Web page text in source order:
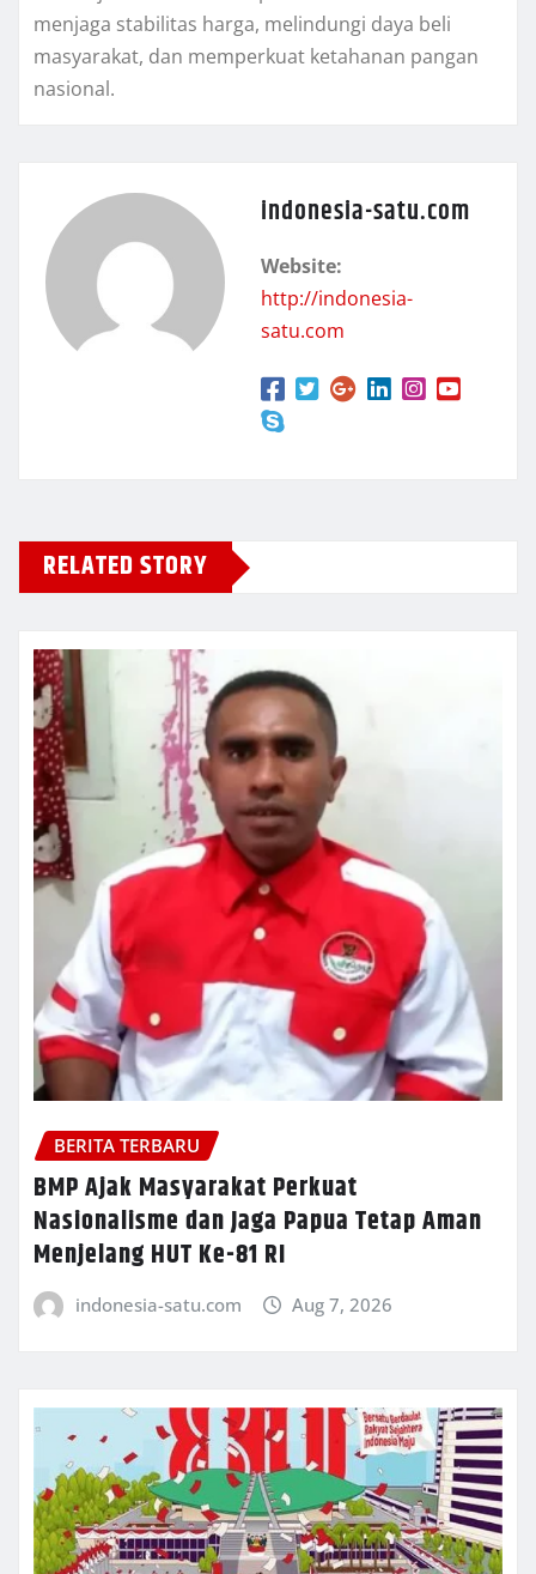
menjaga stabilitas harga, melindungi daya beli
masyarakat, dan memperkuat ketahanan pangan
nasional.
indonesia-satu.com
Website:
http://indonesia-
satu.com
RELATED STORY
BERITA TERBARU
BMP Ajak Masyarakat Perkuat
Nasionalisme dan Jaga Papua Tetap Aman
Menjelang HUT Ke-81 RI
indonesia-satu.com Aug 7, 2026